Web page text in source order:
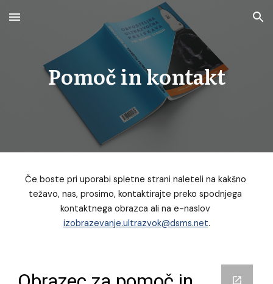
Skip to main content Skip to navigation
Pomoč in kontakt
Če boste pri uporabi spletne strani naleteli na kakšno
težavo, nas, prosimo, kontaktirajte preko spodnjega
izobrazevanje.ultrazvok@dsms.net.